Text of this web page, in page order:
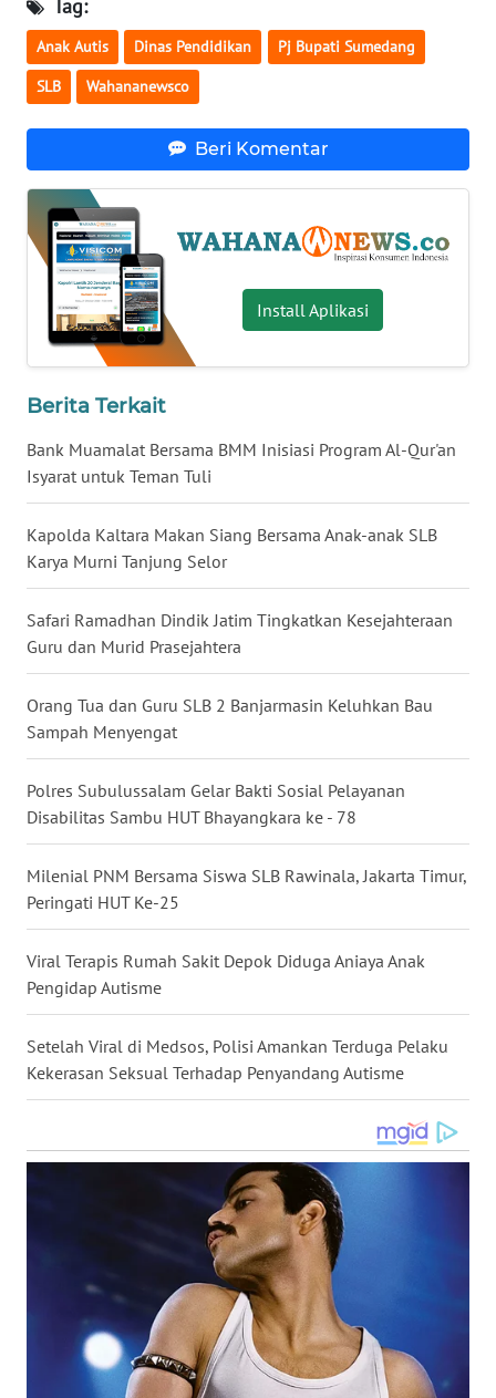
Tag:
Anak Autis Dinas Pendidikan Pj Bupati Sumedang
SLB Wahananewsco
Beri Komentar
Install Aplikasi
Berita Terkait
Bank Muamalat Bersama BMM Inisiasi Program Al-Qur'an
Isyarat untuk Teman Tuli
Kapolda Kaltara Makan Siang Bersama Anak-anak SLB
Karya Murni Tanjung Selor
Safari Ramadhan Dindik Jatim Tingkatkan Kesejahteraan
Guru dan Murid Prasejahtera
Orang Tua dan Guru SLB 2 Banjarmasin Keluhkan Bau
Sampah Menyengat
Polres Subulussalam Gelar Bakti Sosial Pelayanan
Disabilitas Sambu HUT Bhayangkara ke - 78
Milenial PNM Bersama Siswa SLB Rawinala, Jakarta Timur,
Peringati HUT Ke-25
Viral Terapis Rumah Sakit Depok Diduga Aniaya Anak
Pengidap Autisme
Setelah Viral di Medsos, Polisi Amankan Terduga Pelaku
Kekerasan Seksual Terhadap Penyandang Autisme
WN
NUSANTARA
WN
JOGJA
WN
JATIM
WN
KALTENG
KALTARA
KALSEL
KALTIM
WN
SULSEL
WN
GORONTALO
WN
SULUT
WN
DANAU